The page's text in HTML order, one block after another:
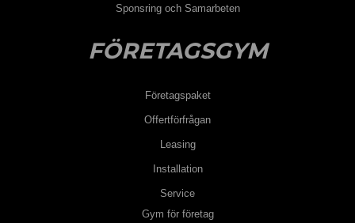
Sponsring och Samarbeten
FÖRETAGSGYM
Företagspaket
Offertförfrågan
Leasing
Installation
Service
Gym för företag